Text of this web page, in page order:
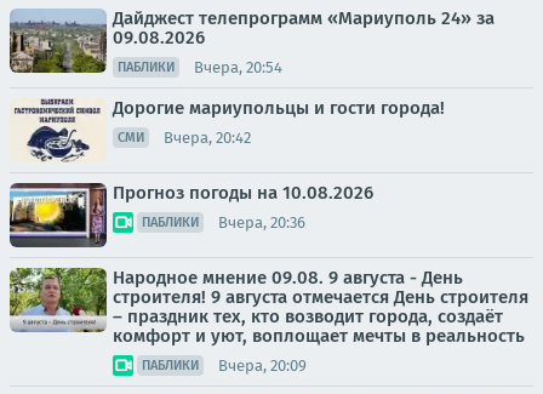
Дайджест телепрограмм «Мариуполь 24» за
09.08.2026
ПАБЛИКИ Вчера, 20:54
Дорогие мариупольцы и гости города!
СМИ Вчера, 20:42
Прогноз погоды на 10.08.2026
ПАБЛИКИ Вчера, 20:36
Народное мнение 09.08. 9 августа - День
строителя! 9 августа отмечается День строителя
– праздник тех, кто возводит города, создаёт
комфорт и уют, воплощает мечты в реальность
ПАБЛИКИ Вчера, 20:09